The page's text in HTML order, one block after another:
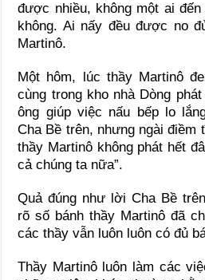
được nhiều, không một ai
không. Ai nấy đều được no
Martinô.
Một hôm, lúc thầy Martinô
cùng trong kho nhà Dòng
ông giúp việc nấu bếp lo
Cha Bề trên, nhưng ngài điềm
thầy Martinô không phát hết
cả chúng ta nữa”.
Quả đúng như lời Cha Bề
rõ số bánh thầy Martinô đã
các thầy vẫn luôn luôn có đủ
Thầy Martinô luôn làm các